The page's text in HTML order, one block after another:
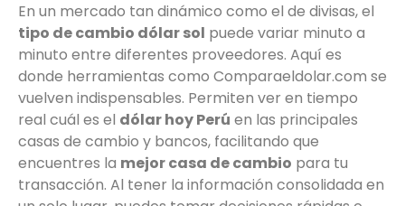
En un mercado tan dinámico como el de divisas, el
tipo de cambio dólar sol puede variar minuto a
minuto entre diferentes proveedores. Aquí es
donde herramientas como Comparaeldolar.com se
vuelven indispensables. Permiten ver en tiempo
real cuál es el dólar hoy Perú en las principales
casas de cambio y bancos, facilitando que
encuentres la mejor casa de cambio para tu
transacción. Al tener la información consolidada en